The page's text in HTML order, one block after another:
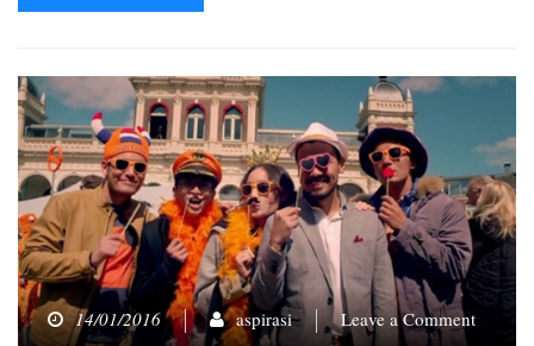
14/01/2016 aspirasi Leave a Commenton